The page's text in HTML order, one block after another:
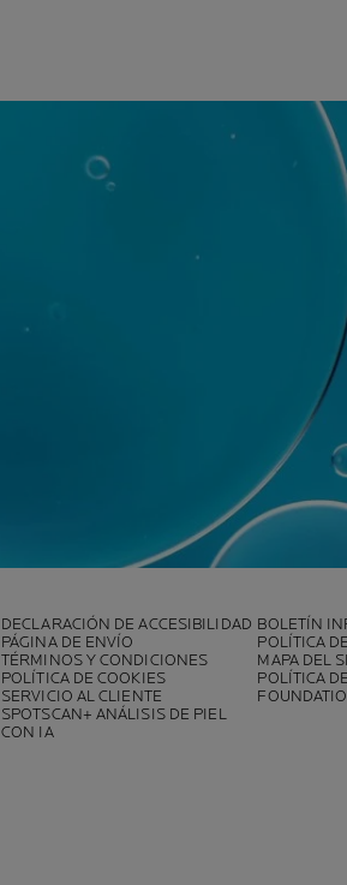
DECLARACIÓN DE ACCESIBILIDAD BOLETÍN
PÁGINA DE ENVÍO
POLÍTICA
TÉRMINOS Y CONDICIONES
MAPA DEL
POLÍTICA DE COOKIES
POLÍTICA
SERVICIO AL CLIENTE
SPOTSCAN+ ANÁLISIS DE PIEL
CON IA